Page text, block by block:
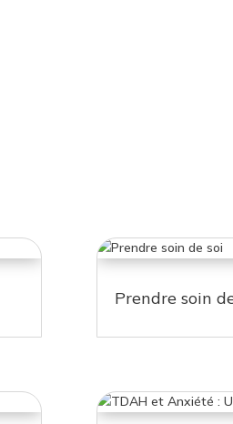
Prendre soin